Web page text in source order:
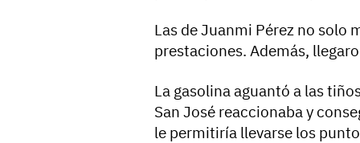
Las de Juanmi Pérez no solo
prestaciones. Además,
La gasolina aguantó a las
San José reaccionaba y
le permitiría llevarse los